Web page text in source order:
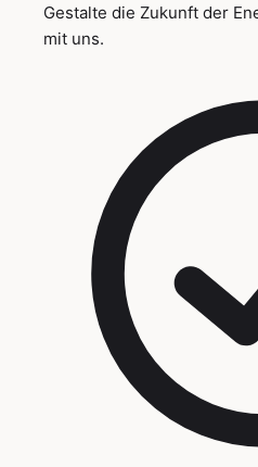
Gestalte die Zukunft der
mit uns.